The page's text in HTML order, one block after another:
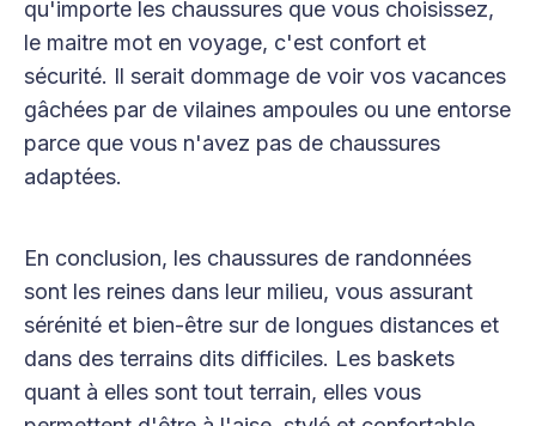
qu'importe les chaussures que vous choisissez,
le maitre mot en voyage, c'est confort et
sécurité. Il serait dommage de voir vos vacances
gâchées par de vilaines ampoules ou une entorse
parce que vous n'avez pas de chaussures
adaptées.
En conclusion, les chaussures de randonnées
sont les reines dans leur milieu, vous assurant
sérénité et bien-être sur de longues distances et
dans des terrains dits difficiles. Les baskets
quant à elles sont tout terrain, elles vous